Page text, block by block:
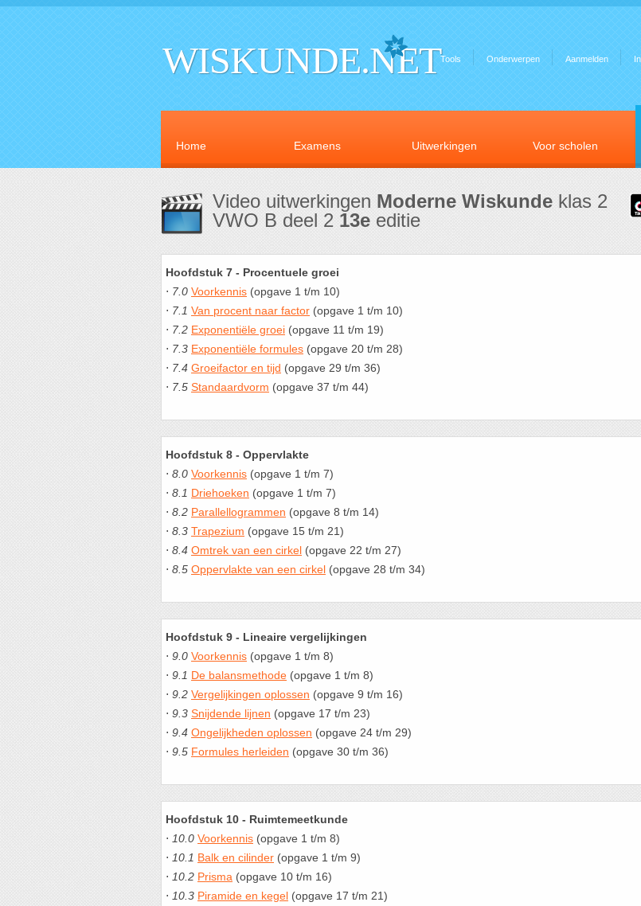
WISKUNDE.NETTools Onderwerpen Aanmelden
Home Examens Uitwerkingen Voor scholen
Video uitwerkingen Moderne Wiskunde klas 2
VWO B deel 2 13e editie
Hoofdstuk 7 - Procentuele groei
⋅ 7.0 Voorkennis (opgave 1 t/m 10)
⋅ 7.1 Van procent naar factor (opgave 1 t/m 10)
⋅ 7.2 Exponentiële groei (opgave 11 t/m 19)
⋅ 7.3 Exponentiële formules (opgave 20 t/m 28)
⋅ 7.4 Groeifactor en tijd (opgave 29 t/m 36)
⋅ 7.5 Standaardvorm (opgave 37 t/m 44)
Hoofdstuk 8 - Oppervlakte
⋅ 8.0 Voorkennis (opgave 1 t/m 7)
⋅ 8.1 Driehoeken (opgave 1 t/m 7)
⋅ 8.2 Parallellogrammen (opgave 8 t/m 14)
⋅ 8.3 Trapezium (opgave 15 t/m 21)
⋅ 8.4 Omtrek van een cirkel (opgave 22 t/m 27)
⋅ 8.5 Oppervlakte van een cirkel (opgave 28 t/m 34)
Hoofdstuk 9 - Lineaire vergelijkingen
⋅ 9.0 Voorkennis (opgave 1 t/m 8)
⋅ 9.1 De balansmethode (opgave 1 t/m 8)
⋅ 9.2 Vergelijkingen oplossen (opgave 9 t/m 16)
⋅ 9.3 Snijdende lijnen (opgave 17 t/m 23)
⋅ 9.4 Ongelijkheden oplossen (opgave 24 t/m 29)
⋅ 9.5 Formules herleiden (opgave 30 t/m 36)
Hoofdstuk 10 - Ruimtemeetkunde
⋅ 10.0 Voorkennis (opgave 1 t/m 8)
⋅ 10.1 Balk en cilinder (opgave 1 t/m 9)
⋅ 10.2 Prisma (opgave 10 t/m 16)
⋅ 10.3 Piramide en kegel (opgave 17 t/m 21)